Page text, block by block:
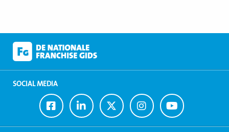
SOCIAL MEDIA
Ga
naar
Facebook
Ga
naar
LinkedIn
Ga
naar
Twitter
Ga
naar
Instagram
Ga
naar
Youtube